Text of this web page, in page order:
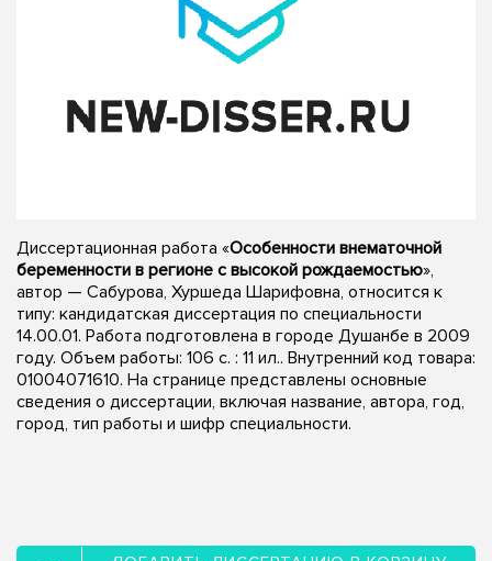
Диссертационная работа «Особенности внематочной
беременности в регионе с высокой рождаемостью»,
автор — Сабурова, Хуршеда Шарифовна, относится к
типу: кандидатская диссертация по специальности
14.00.01. Работа подготовлена в городе Душанбе в 2009
году. Объем работы: 106 с. : 11 ил.. Внутренний код товара:
01004071610. На странице представлены основные
сведения о диссертации, включая название, автора, год,
город, тип работы и шифр специальности.